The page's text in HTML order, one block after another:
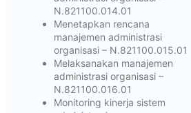
N.821100.014.01
Menetapkan rencana
manajemen administrasi
organisasi – N.821100.015.01
Melaksanakan manajemen
administrasi organisasi –
N.821100.016.01
Monitoring kinerja sistem